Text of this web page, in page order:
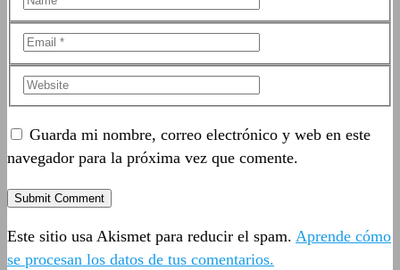
Guarda mi nombre, correo electrónico y web en este
navegador para la próxima vez que comente.
Este sitio usa Akismet para reducir el spam. Aprende cómo
se procesan los datos de tus comentarios.